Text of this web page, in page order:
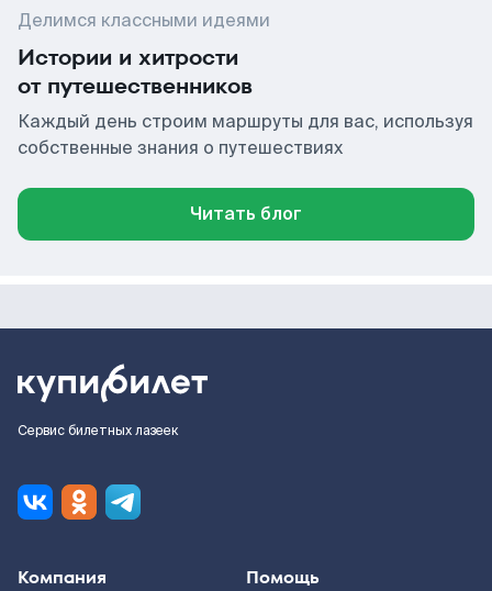
Делимся классными идеями
Истории и хитрости
от путешественников
Каждый день строим маршруты для вас, используя
собственные знания о путешествиях
Читать блог
Сервис билетных лазеек
Компания Помощь